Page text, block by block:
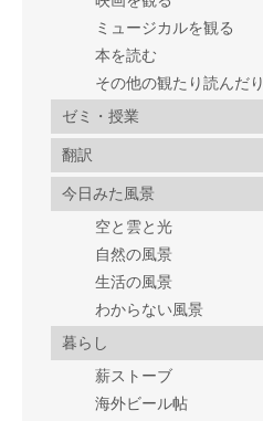
ミュージカルを観る
本を読む
その他の観たり読んだり
ゼミ・授業
翻訳
今日みた風景
空と雲と光
自然の風景
生活の風景
わからない風景
暮らし
薪ストーブ
海外ビール帖